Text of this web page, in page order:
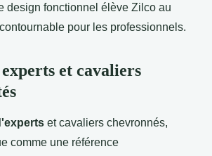
design fonctionnel élève Zilco au
pour les professionnels.
et cavaliers
et cavaliers chevronnés,
comme une référence